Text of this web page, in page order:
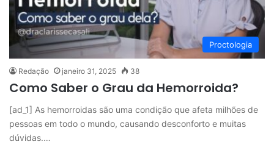
Proctologia
Redação janeiro 31, 2025 38
Como Saber o Grau da Hemorroida?
[ad_1] As hemorroidas são uma condição que afeta milhões de
pessoas em todo o mundo, causando desconforto e muitas
dúvidas.…